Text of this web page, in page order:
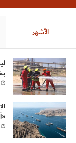
الأشهر